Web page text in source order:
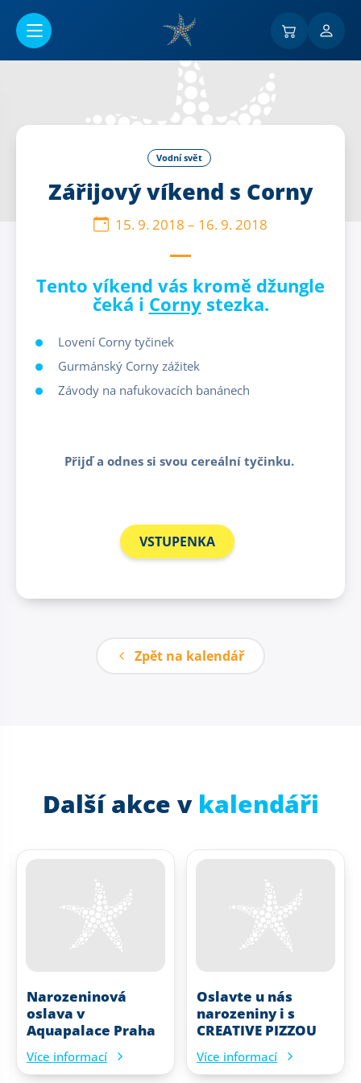
Vodní svět
Zářijový víkend s Corny
15. 9. 2018 – 16. 9. 2018
Tento víkend vás kromě džungle
čeká i Cornystezka.
Lovení Corny tyčinek
Gurmánský Corny zážitek
Závody na nafukovacích banánech
Přijď a odnes si svou cereální tyčinku.
VSTUPENKA
Zpět na kalendář
Další akce v kalendáři
Narozeninová
oslava v
Aquapalace Praha
Více informací
Oslavte u nás
narozeniny i s
CREATIVE PIZZOU
Více informací